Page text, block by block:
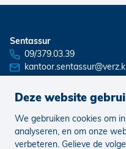
Sentassur
09/379.03.39
Nieuws
Deze website
We gebruiken cookies om
analyseren, en om onze
verbeteren. Gelieve de